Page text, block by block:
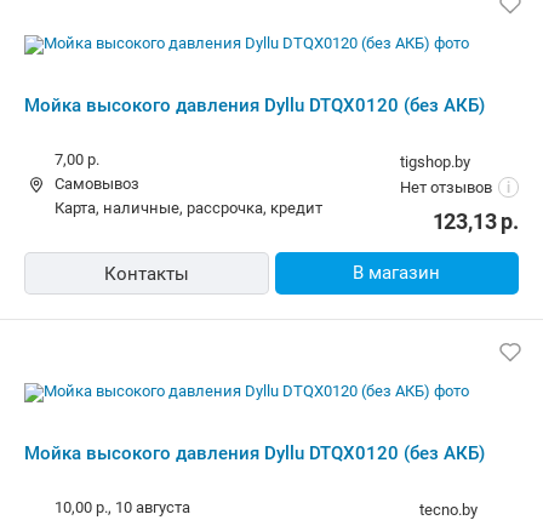
Мойка высокого давления Dyllu DTQX0120 (без АКБ)
tigshop.by
Нет отзывов
i
7,00 р.
Самовывоз
карта, наличные, рассрочка, кредит
123,13р.
Контакты В магазин
Мойка высокого давления Dyllu DTQX0120 (без АКБ)
tecno.by
10,00 р., 10 августа